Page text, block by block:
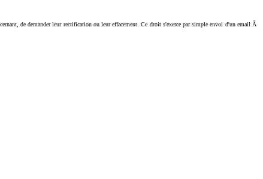
de demander leur rectification ou leur effacement. Ce droit s'exerce par simple envoi d'un email Ã